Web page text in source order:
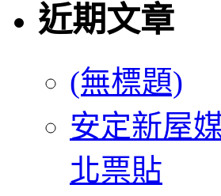
近期文章
(無標題)
安定新屋
北票貼